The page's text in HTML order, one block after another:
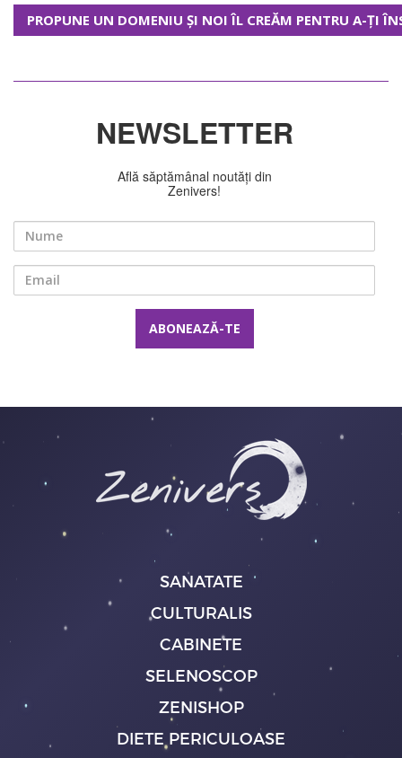
PROPUNE UN DOMENIU ȘI NOI ÎL CREĂM PENTRU A-ȚI
NEWSLETTER
Află săptămânal noutăți din
Zenivers!
SANATATE
CULTURALIS
CABINETE
SELENOSCOP
ZENISHOP
DIETE PERICULOASE